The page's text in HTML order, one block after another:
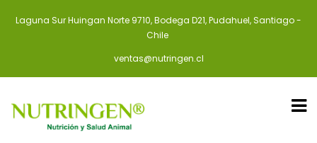
Laguna Sur Huingan Norte 9710, Bodega D21, Pudahuel, Santiago -
Chile
ventas@nutringen.cl